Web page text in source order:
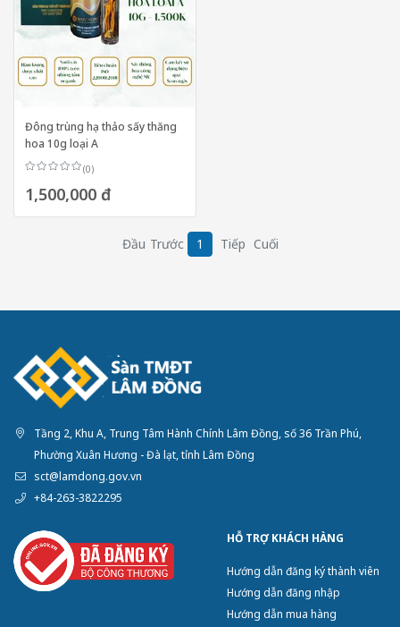
Đông trùng hạ thảo sấy thăng
hoa 10g loại A
(0)
1,500,000 đ
Đầu Trước 1 Tiếp Cuối
Tầng 2, Khu A, Trung Tâm Hành Chính Lâm Đồng, số 36 Trần Phú,
Phường Xuân Hương - Đà lạt, tỉnh Lâm Đồng
sct@lamdong.gov.vn
+84-263-3822295
HỖ TRỢ KHÁCH HÀNG
Hướng dẫn đăng ký thành viên
Hướng dẫn đăng nhập
Hướng dẫn mua hàng